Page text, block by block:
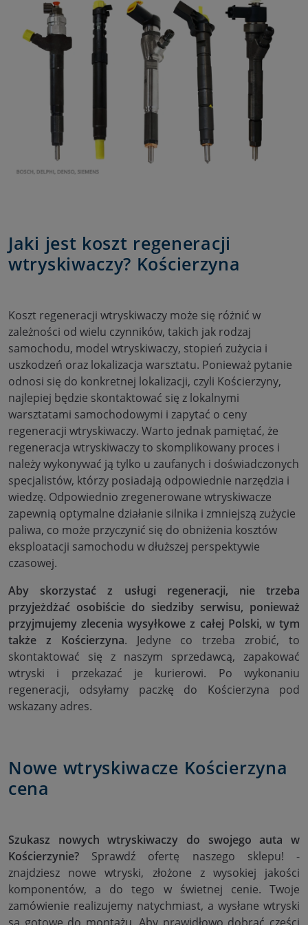
Jaki jest koszt regeneracji
wtryskiwaczy? Kościerzyna
Koszt regeneracji wtryskiwaczy może się różnić w
zależności od wielu czynników, takich jak rodzaj
samochodu, model wtryskiwaczy, stopień zużycia i
uszkodzeń oraz lokalizacja warsztatu. Ponieważ pytanie
odnosi się do konkretnej lokalizacji, czyli Kościerzyny,
najlepiej będzie skontaktować się z lokalnymi
warsztatami samochodowymi i zapytać o ceny
regeneracji wtryskiwaczy. Warto jednak pamiętać, że
regeneracja wtryskiwaczy to skomplikowany proces i
należy wykonywać ją tylko u zaufanych i doświadczonych
specjalistów, którzy posiadają odpowiednie narzędzia i
wiedzę. Odpowiednio zregenerowane wtryskiwacze
zapewnią optymalne działanie silnika i zmniejszą zużycie
paliwa, co może przyczynić się do obniżenia kosztów
eksploatacji samochodu w dłuższej perspektywie
czasowej.
Aby skorzystać z usługi regeneracji, nie trzeba
przyjeżdżać osobiście do siedziby serwisu, ponieważ
przyjmujemy zlecenia wysyłkowe z całej Polski, w tym
także z Kościerzyna. Jedyne co trzeba zrobić, to
skontaktować się z naszym sprzedawcą, zapakować
wtryski i przekazać je kurierowi. Po wykonaniu
regeneracji, odsyłamy paczkę do Kościerzyna pod
wskazany adres.
Nowe wtryskiwacze Kościerzyna
cena
Szukasz nowych wtryskiwaczy do swojego auta w
Kościerzynie? Sprawdź ofertę naszego sklepu! -
znajdziesz nowe wtryski, złożone z wysokiej jakości
komponentów, a do tego w świetnej cenie. Twoje
zamówienie realizujemy natychmiast, a wysłane wtryski